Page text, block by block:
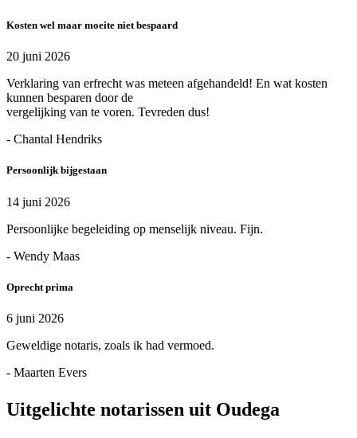
Kosten wel maar moeite niet bespaard
20 juni 2026
Verklaring van erfrecht was meteen afgehandeld! En wat kosten
kunnen besparen door de
vergelijking van te voren. Tevreden dus!
- Chantal Hendriks
Persoonlijk bijgestaan
14 juni 2026
Persoonlijke begeleiding op menselijk niveau. Fijn.
- Wendy Maas
Oprecht prima
6 juni 2026
Geweldige notaris, zoals ik had vermoed.
- Maarten Evers
Uitgelichte notarissen uit Oudega